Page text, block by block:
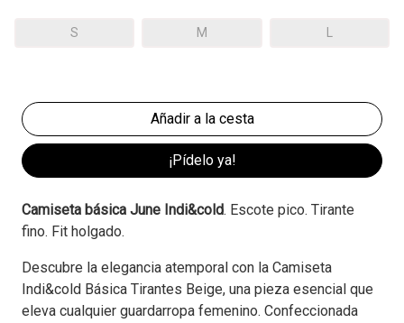
S M L
¡Pídelo ya!
Camiseta básica June Indi&cold. Escote pico. Tirante
fino. Fit holgado.
Descubre la elegancia atemporal con la Camiseta
Indi&cold Básica Tirantes Beige, una pieza esencial que
eleva cualquier guardarropa femenino. Confeccionada